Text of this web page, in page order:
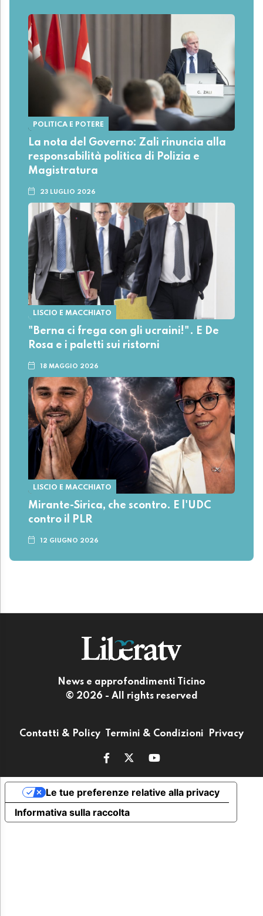
POLITICA E POTERE
La nota del Governo: Zali rinuncia alla
responsabilità politica di Polizia e
Magistratura
23 LUGLIO 2026
LISCIO E MACCHIATO
"Berna ci frega con gli ucraini!". E De
Rosa e i paletti sui ristorni
18 MAGGIO 2026
LISCIO E MACCHIATO
Mirante-Sirica, che scontro. E l'UDC
contro il PLR
12 GIUGNO 2026
News e approfondimenti Ticino
© 2026 - All rights reserved
Contatti & Policy Termini & Condizioni Privacy
Informativa sulla raccolta
Le tue preferenze relative alla privacy